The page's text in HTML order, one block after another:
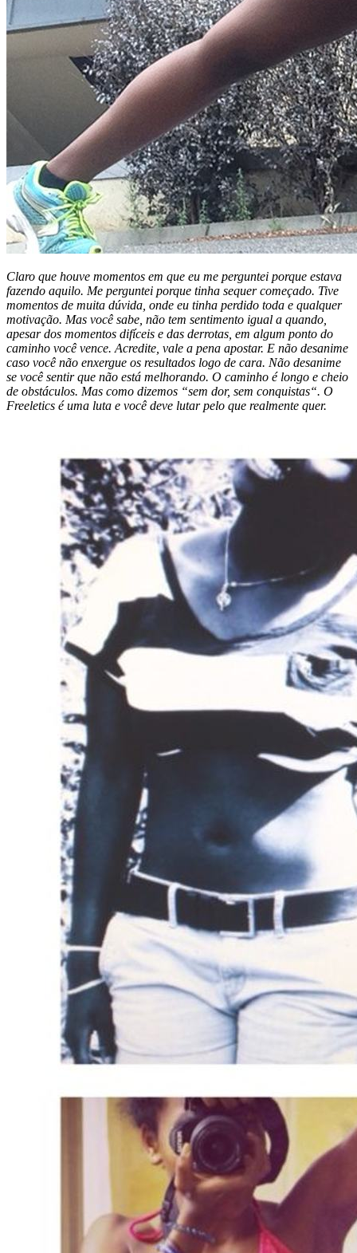
Claro que houve momentos em que eu me perguntei porque estava
fazendo aquilo. Me perguntei porque tinha sequer começado. Tive
momentos de muita dúvida, onde eu tinha perdido toda e qualquer
motivação. Mas você sabe, não tem sentimento igual a quando,
apesar dos momentos difíceis e das derrotas, em algum ponto do
caminho você vence. Acredite, vale a pena apostar. E não desanime
caso você não enxergue os resultados logo de cara. Não desanime
se você sentir que não está melhorando. O caminho é longo e cheio
de obstáculos. Mas como dizemos “sem dor, sem conquistas“. O
Freeletics é uma luta e você deve lutar pelo que realmente quer.